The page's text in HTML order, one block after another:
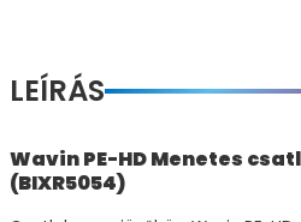
LEÍRÁS
Wavin PE-HD Menetes
(BIXR5054)